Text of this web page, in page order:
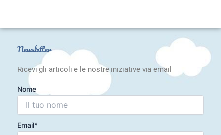
Newsletter
Ricevi gli articoli e le nostre iniziative via email
Nome
Email*